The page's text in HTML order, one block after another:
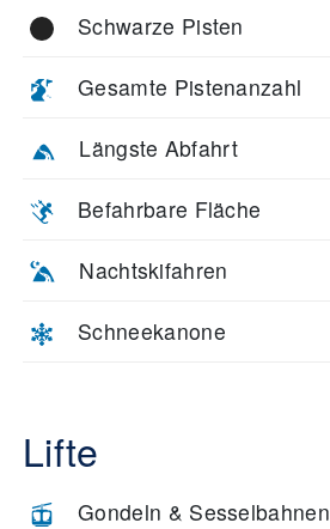
Schwarze Pisten
Gesamte Pistenanzahl
Längste Abfahrt
Befahrbare Fläche
Nachtskifahren
Schneekanone
Lifte
Gondeln & Sesselbahnen